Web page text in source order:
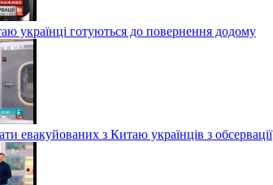
українці готуються до повернення додому
евакуйованих з Китаю українців з обсервації